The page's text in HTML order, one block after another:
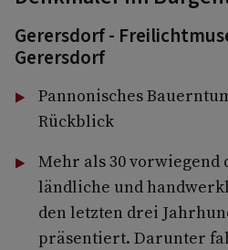
Gerersdorf -
Gerersdorf
Pannonisches
Rückblick
Mehr als 30 vorwiegend
ländliche und
den letzten drei
präsentiert. Darunter